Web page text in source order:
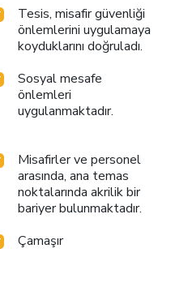
Tesis, misafir güvenliği
önlemlerini uygulamaya
koyduklarını doğruladı.
Sosyal mesafe
önlemleri
uygulanmaktadır.
Misafirler ve personel
arasında, ana temas
noktalarında akrilik bir
bariyer bulunmaktadır.
Çamaşır